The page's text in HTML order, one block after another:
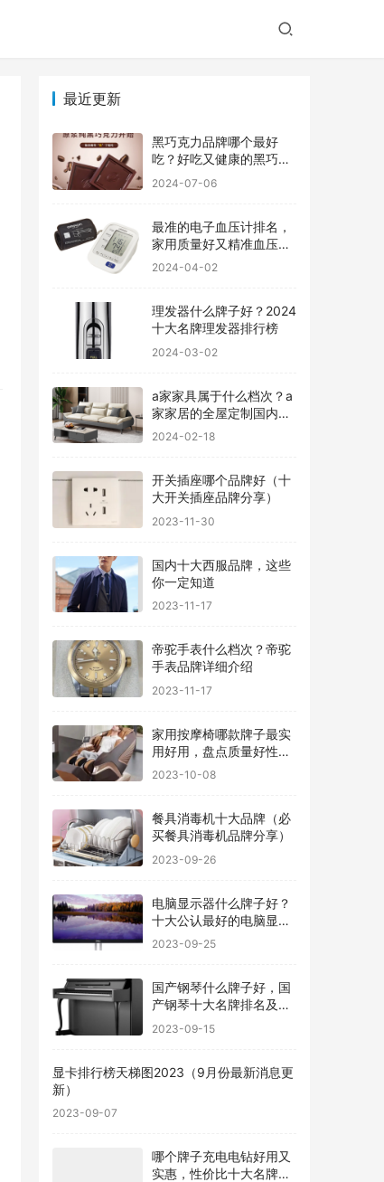
最近更新
黑巧克力品牌哪个最好
吃？好吃又健康的黑巧克
力品牌
2024-07-06
最准的电子血压计排名，
家用质量好又精准血压计
品牌前十
2024-04-02
理发器什么牌子好？2024
十大名牌理发器排行榜
2024-03-02
a家家具属于什么档次？a
家家居的全屋定制国内排
行
2024-02-18
开关插座哪个品牌好（十
大开关插座品牌分享）
2023-11-30
国内十大西服品牌，这些
你一定知道
2023-11-17
帝驼手表什么档次？帝驼
手表品牌详细介绍
2023-11-17
家用按摩椅哪款牌子最实
用好用，盘点质量好性价
比高的品牌
2023-10-08
餐具消毒机十大品牌（必
买餐具消毒机品牌分享）
2023-09-26
电脑显示器什么牌子好？
十大公认最好的电脑显示
器
2023-09-25
国产钢琴什么牌子好，国
产钢琴十大名牌排名及价
格
2023-09-15
显卡排行榜天梯图2023（9月份最新消息更
新）
2023-09-07
哪个牌子充电电钻好用又
实惠，性价比十大名牌充